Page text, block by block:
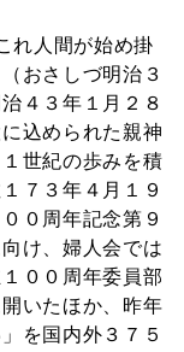
れ人間が始め掛
おさしづ明治３
４３年１月２８
込められた親神
世紀の歩みを積
７３年４月１９
０周年記念第９
け、婦人会では
００周年委員部
いたほか、昨年
を国内外３７５